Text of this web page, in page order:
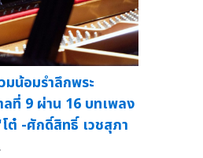
มน้อมรำลึกพระ
ที่ 9 ผ่าน 16 บทเพลง
ต๋ -ศักดิ์สิทธิ์ เวชสุภา